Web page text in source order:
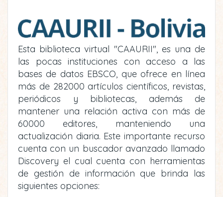
Esta biblioteca virtual "CAAURII", es una de
las pocas instituciones con acceso a las
bases de datos EBSCO, que ofrece en línea
más de 282000 artículos científicos, revistas,
periódicos y bibliotecas, además de
mantener una relación activa con más de
60000 editores, manteniendo una
actualización diaria. Este importante recurso
cuenta con un buscador avanzado llamado
Discovery el cual cuenta con herramientas
de gestión de información que brinda las
siguientes opciones: